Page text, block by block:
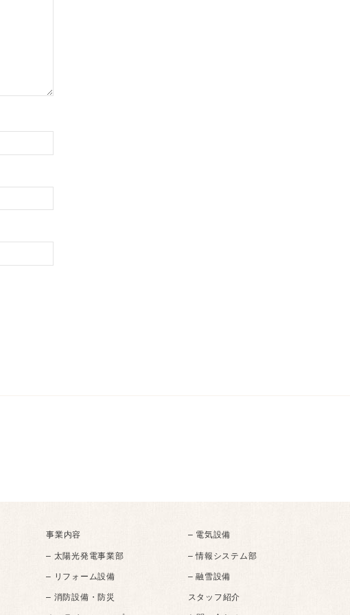
事業内容
– 電気設備
– 太陽光発電事業部
– 情報システム部
– リフォーム設備
– 融雪設備
– 消防設備・防災
スタッフ紹介